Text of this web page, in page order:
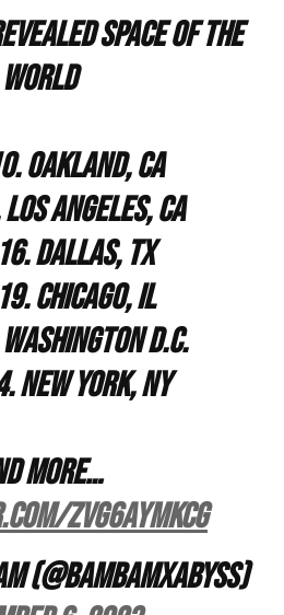
space of the
world
Oakland, CA
Angeles, CA
Dallas, TX
Chicago, IL
D.C.
New York, NY
MORE…
zVg6ayMkcg
(@BAMBAMxABYSS)